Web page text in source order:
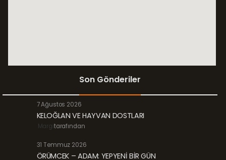
Son Gönderiler
7 Ağustos 2026
KELOĞLAN VE HAYVAN DOSTLARI
Margitarafından
31 Temmuz 2026
ÖRÜMCEK – ADAM: YEPYENİ BİR GÜN